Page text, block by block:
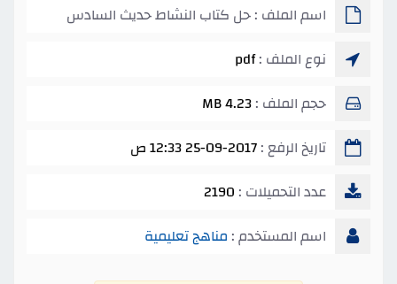
اسم الملف : حل كتاب النشاط حديث السادس
الابتدائي ا...نوع الملف :pdf
حجم الملف :4.23 MB
تاريخ الرفع :25-09-2017 12:33 ص
عدد التحميلات : 2190
اسم المستخدم : مناهج تعليمية